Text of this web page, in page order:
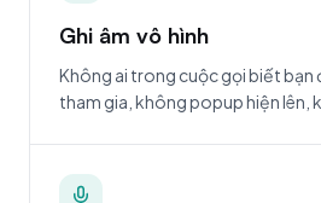
Ghi âm vô hình
Không ai trong cuộc gọi biết bạn
tham gia, không popup hiện lên,